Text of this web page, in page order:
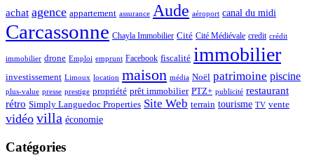
achat agence appartement assurance Aude aéroport canal du midi
Carcassonne Chayla Immobilier Cité Cité Médiévale credit crédit
immobilier drone Emploi emprunt Facebook fiscalité immobilier
investissement Limoux location maison média Noël patrimoine piscine
plus-value presse prestige propriété prêt immobilier PTZ+ publicité restaurant
rétro Simply Languedoc Properties Site Web terrain tourisme TV vente
vidéo villa économie
Catégories